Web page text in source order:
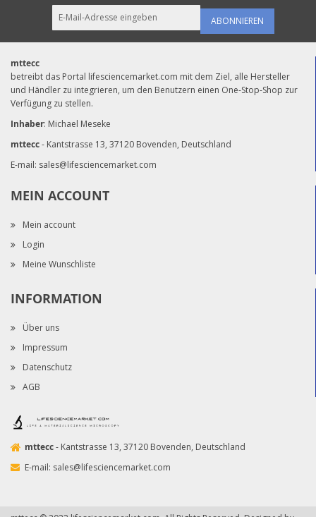
ABONNIEREN
mttecc
betreibt das Portal lifesciencemarket.com mit dem Ziel, alle Hersteller
und Händler zu integrieren, um den Benutzern einen One-Stop-Shop zur
Verfügung zu stellen.
Inhaber: Michael Meseke
mttecc- Kantstrasse 13, 37120 Bovenden, Deutschland
E-mail: sales@lifesciencemarket.com
MEIN ACCOUNT
Mein account
Login
Meine Wunschliste
INFORMATION
Über uns
Impressum
Datenschutz
AGB
mttecc- Kantstrasse 13, 37120 Bovenden, Deutschland
E-mail: sales@lifesciencemarket.com